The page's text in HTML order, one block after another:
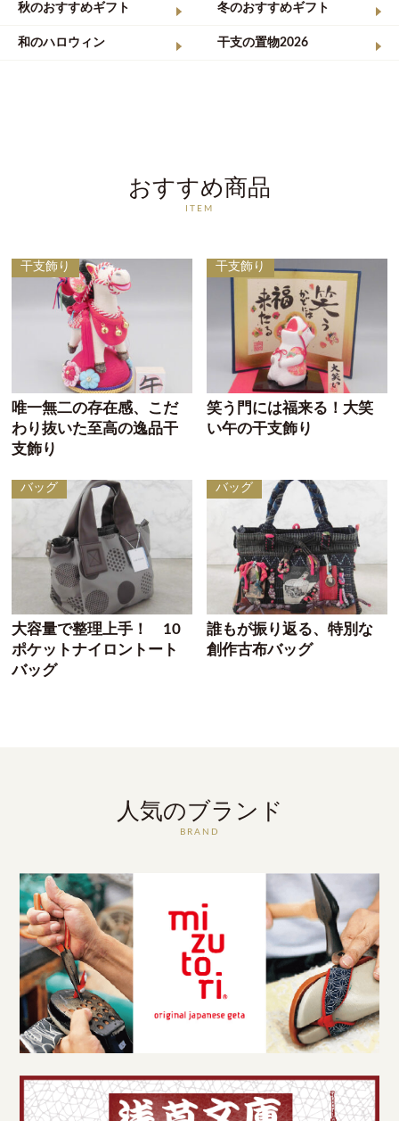
秋のおすすめギフト 冬のおすすめギフト
和のハロウィン 干支の置物2026
おすすめ商品
ITEM
干支飾り
唯一無二の存在感、こだ
わり抜いた至高の逸品干
支飾り
干支飾り
笑う門には福来る！大笑
い午の干支飾り
バッグ
大容量で整理上手！ 10
ポケットナイロントート
バッグ
バッグ
誰もが振り返る、特別な
創作古布バッグ
人気のブランド
BRAND